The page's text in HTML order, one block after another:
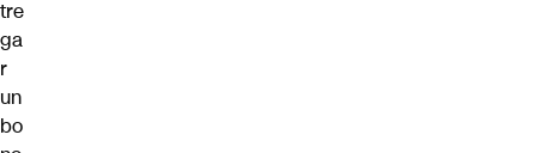
tre
ga
r
un
bo